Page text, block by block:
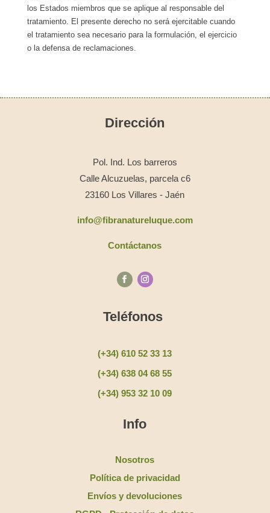
los Estados miembros que se aplique al responsable del
tratamiento. El presente derecho no será ejercitable cuando
el tratamiento sea necesario para la formulación, el ejercicio
o la defensa de reclamaciones.
Dirección
Pol. Ind. Los barreros
Calle Alcuzuelas, parcela c6
23160 Los Villares - Jaén
info@fibranatureluque.com
Contáctanos
Teléfonos
(+34) 610 52 33 13
(+34) 638 04 68 55
(+34) 953 32 10 09
Info
Nosotros
Política de privacidad
Envíos y devoluciones